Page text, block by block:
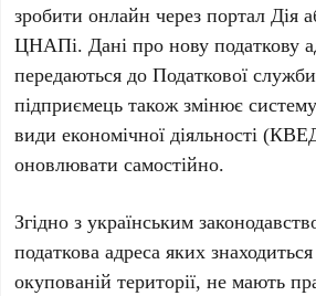
зробити онлайн через порталДія
ЦНАПі. Дані про нову податкову
передаються до Податкової
підприємець також змінює
види економічної діяльності
оновлювати самостійно.
Згідно з українським
податкова адреса яких
окупованій території, не мають